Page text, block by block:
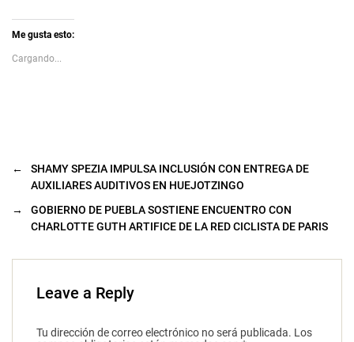
k
t
s
h
a
b
r
e
n
u
v
a
n
i
r
e
F
a
c
o
S
b
Me gusta esto:
Cargando...
←
SHAMY SPEZIA IMPULSA INCLUSIÓN CON ENTREGA DE
AUXILIARES AUDITIVOS EN HUEJOTZINGO
→
GOBIERNO DE PUEBLA SOSTIENE ENCUENTRO CON
CHARLOTTE GUTH ARTIFICE DE LA RED CICLISTA DE PARIS
Leave a Reply
Tu dirección de correo electrónico no será publicada. Los